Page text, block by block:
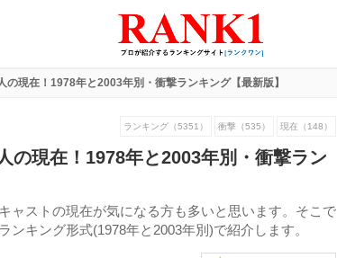
の現在！1978年と2003年別・衝撃ランキング【最新版】
ランキング（5351） 衝撃（535） 現在（148）
の現在！1978年と2003年別・衝撃ラン
ャストの現在が気になる方も多いと思います。そこで
キング形式(1978年と2003年別)で紹介します。